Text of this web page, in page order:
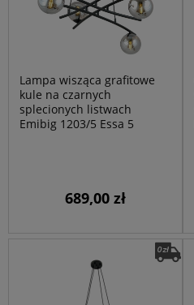
Lampa wisząca grafitowe
kule na czarnych
splecionych listwach
Emibig 1203/5 Essa 5
689,00 zł